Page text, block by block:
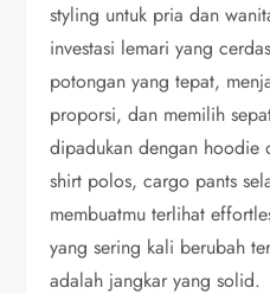
styling untuk pria dan
investasi lemari yang
potongan yang tepat,
proporsi, dan memilih
dipadukan dengan hoodie
shirt polos, cargo pants
membuatmu terlihat
yang sering kali berubah
adalah jangkar yang solid.